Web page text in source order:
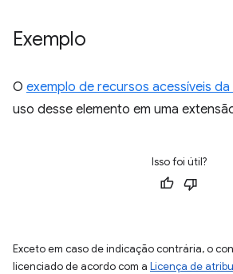
Exemplo
O exemplo de recursos acessíveis da
uso desse elemento em uma
Isso foi útil?
Exceto em caso de indicação contrária, o
licenciado de acordo com a Licença de